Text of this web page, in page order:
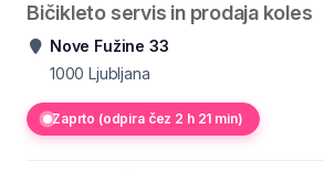
Bičikleto servis in prodaja koles
Nove Fužine 33
1000 Ljubljana
Zaprto (odpira čez 2 h 21 min)